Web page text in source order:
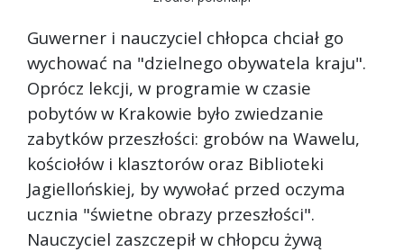
Guwerner i nauczyciel chłopca chciał go
wychować na "dzielnego obywatela kraju".
Oprócz lekcji, w programie w czasie
pobytów w Krakowie było zwiedzanie
zabytków przeszłości: grobów na Wawelu,
kościołów i klasztorów oraz Biblioteki
Jagiellońskiej, by wywołać przed oczyma
ucznia "świetne obrazy przeszłości".
Nauczyciel zaszczepił w chłopcu żywą